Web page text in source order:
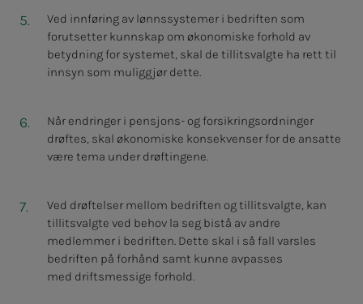
Ved innføring av lønnssystemer i bedriften som
forutsetter kunnskap om økonomiske forhold av
betydning for systemet, skal de tillitsvalgte ha rett til
innsyn som muliggjør dette.
Når endringer i pensjons- og forsikringsordninger
drøftes, skal økonomiske konsekvenser for de ansatte
være tema under drøftingene.
Ved drøftelser mellom bedriften og tillitsvalgte, kan
tillitsvalgte ved behov la seg bistå av andre
medlemmer i bedriften. Dette skal i så fall varsles
bedriften på forhånd samt kunne avpasses
med driftsmessige forhold.